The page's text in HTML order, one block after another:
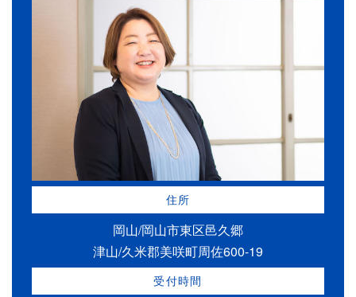
住所
岡山/岡山市東区邑久郷
津山/久米郡美咲町周佐600-19
受付時間